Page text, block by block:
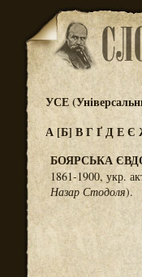
УСЕ
А [Б] ВГ ҐДЕЄ
БОЯРСЬКА
1861-1900, укр.
Назар Стодоля).